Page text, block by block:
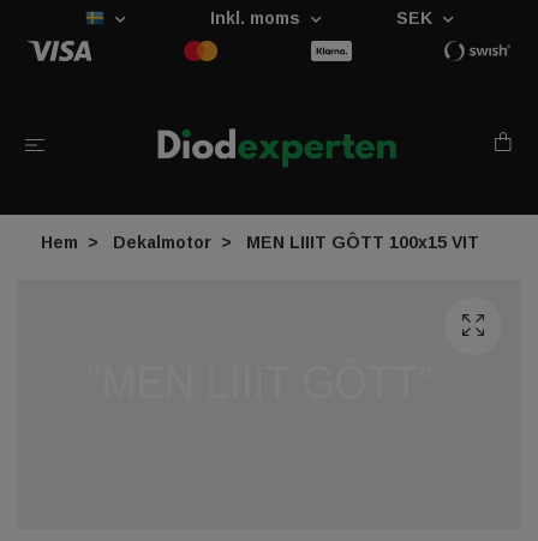
Inkl. moms SEK
Hem Dekalmotor MEN LIIIT GÔTT 100x15 VIT